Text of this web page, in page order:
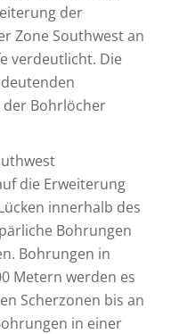
der
Zone Southwest an
verdeutlicht. Die
der Bohrlöcher
die Erweiterung
innerhalb des
Bohrungen
Bohrungen in
Metern werden es
Scherzonen bis an
in einer